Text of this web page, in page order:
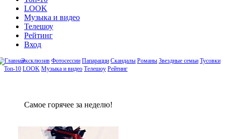
LOOK
Музыка и видео
Телешоу
Рейтинг
Вход
Эксклюзив Фотосессии Папарацци Скандалы Романы Звездные семьи Тусовки
Топ-10 LOOK Музыка и видео Телешоу Рейтинг
Сaмое гoрячее за неделю!